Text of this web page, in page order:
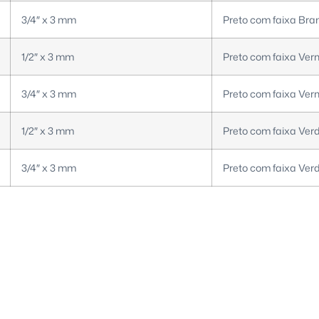
3/4″ x 3 mm Preto com faixa
1/2″ x 3 mm Preto com faixa
3/4″ x 3 mm Preto com faixa
1/2″ x 3 mm Preto com faixa
3/4″ x 3 mm Preto com faixa